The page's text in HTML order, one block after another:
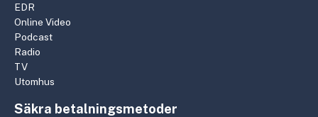
EDR
Online Video
Podcast
Radio
TV
Utomhus
Säkra betalningsmetoder